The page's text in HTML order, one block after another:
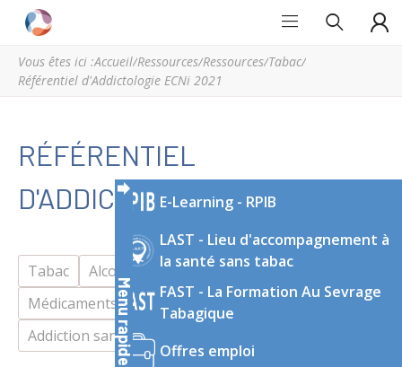
Est
Addictions
régional
de
d’expertise
en
addictologie
du
Menu rapide
E-Learning - RPIB
LAST - Lieu d'accompagnement à
la santé sans tabac
FAST - La Formation Au Sevrage
Tabagique
Offres emploi
Vous êtes ici :Accueil/Ressources/Ressources/Tabac/
Référentiel d'Addictologie ECNi 2021
RÉFÉRENTIEL
D'ADDICTOLOGIE ECNI 2021
Tabac Alcool
Substances illicites
Médicaments/Médicaments détournés
Addiction sans substance